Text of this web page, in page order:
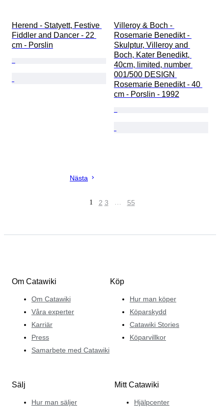
Herend - Statyett, Festive
Fiddler and Dancer - 22
cm - Porslin
Villeroy & Boch -
Rosemarie Benedikt -
Skulptur, Villeroy and
Boch, Kater Benedikt,
40cm, limited, number
001/500 DESIGN
Rosemarie Benedikt - 40
cm - Porslin - 1992
Nästa
1 2 3 … 55
Om Catawiki
Om Catawiki
Våra experter
Karriär
Press
Samarbete med Catawiki
Köp
Hur man köper
Köparskydd
Catawiki Stories
Köparvillkor
Sälj
Hur man säljer
Mitt Catawiki
Hjälpcenter